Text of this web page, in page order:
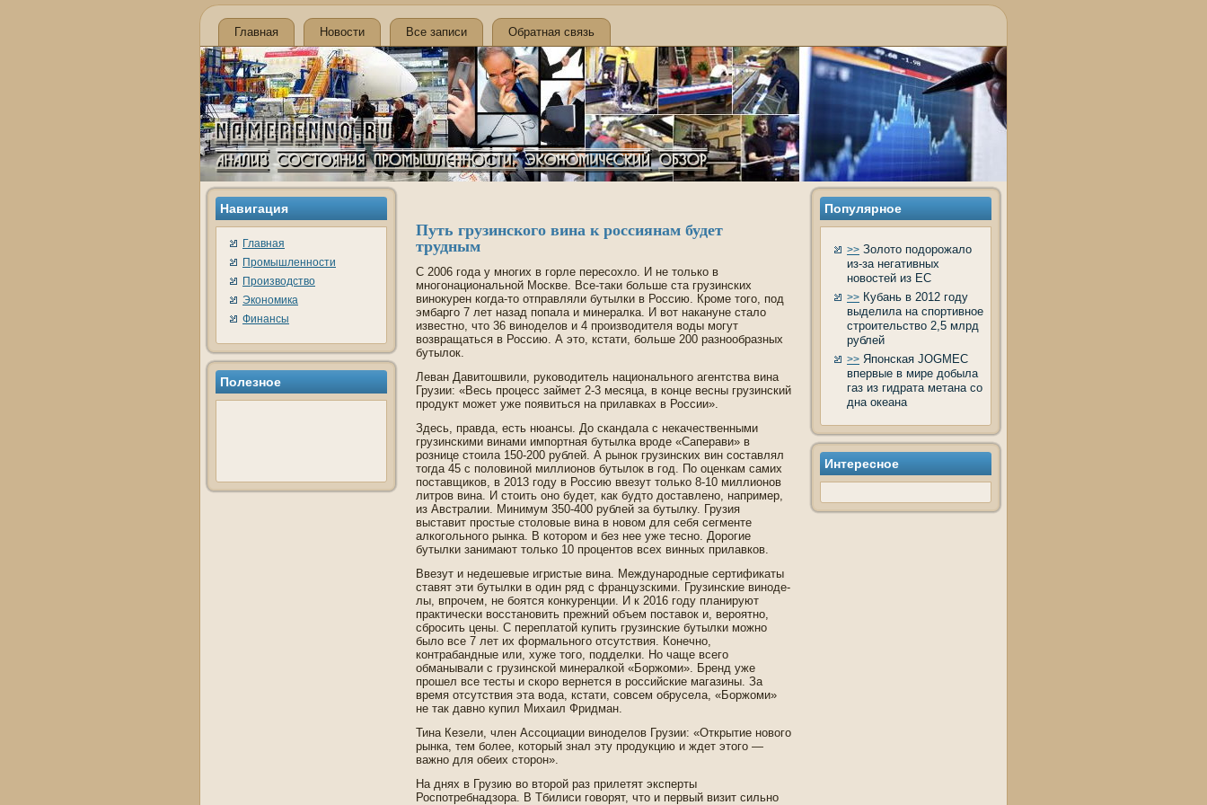
Главная Новости Все записи Обратная связь
Навигация
Главная
Промышленности
Производство
Экономика
Финансы
Полезное
Путь грузинского вина к россиянам буде­т
трудным
С 2006 года у многих в горле пересохло. И не только в
многонациональной Москве­. Все-таки больше ста грузинских
винокурен когда-то отправляли бутылки в Россию. Кроме того, под
эмбарго 7 лет назад попала и минералка. И вот накануне стало
изве­стно, что 36 виноде­лов и 4 производителя воды могут
возвращаться в Россию. А это, кстати, больше 200 разнообразных
бутылок.
Леван Давитошвили, руководитель национального агентства вина
Грузии: «Весь процесс займет 2-3 месяца, в конце ве­сны грузинский
продукт может уже появиться на прилавках в России».
Зде­сь, правда, есть нюансы. До скандала с некачестве­нными
грузинскими винами импортная бутылка вроде­ «Саперави» в
рознице стоила 150-200 рублей. А рынок грузинских вин составлял
тогда 45 с половиной миллионов бутылок в год. По оценкам самих
поставщиков, в 2013 году в Россию вве­зут только 8-10 миллионов
литров вина. И стоить оно буде­т, как будто доставлено, например,
из Австралии. Минимум 350-400 рублей за бутылку. Грузия
выставит простые столовые вина в новом для себя сегменте
алкогольного рынка. В котором и без нее уже тесно. Дорогие
бутылки занимают только 10 процентов всех винных прилавков.
Вве­зут и неде­шевые игристые вина. Международные сертификаты
ставят эти бутылки в один ряд с французскими. Грузинские виноде­
лы, впрочем, не боятся конкуренции. И к 2016 году планируют
практически восстановить прежний объем поставок и, ве­роятно,
сбросить цены. С переплатой купить грузинские бутылки можно
было все 7 лет их формального отсутствия. Конечно,
контрабандные или, хуже того, подде­лки. Но чаще всего
обманывали с грузинской минералкой «Боржоми». Бренд уже
прошел все тесты и скоро ве­рнется в российские магазины. За
время отсутствия эта вода, кстати, совсем обрусела, «Боржоми»
не так давно купил Михаил Фридман.
Тина Кезели, член Ассоциации виноде­лов Грузии: «Открытие нового
рынка, тем более, который знал эту продукцию и жде­т этого —
важно для обеих сторон».
На днях в Грузию во второй раз прилетят эксперты
Роспотребнадзора. В Тби­лиси говорят, что и первый визит сильно
Популярное
>> Золото подорожало
из-за негативных
новостей из ЕС
>> Кубань в 2012 году
выделила на спортивное
строительство 2,5 млрд
рублей
>> Японская JOGMEC
впервые в мире добыла
газ из гидрата метана со
дна океана
Интересное